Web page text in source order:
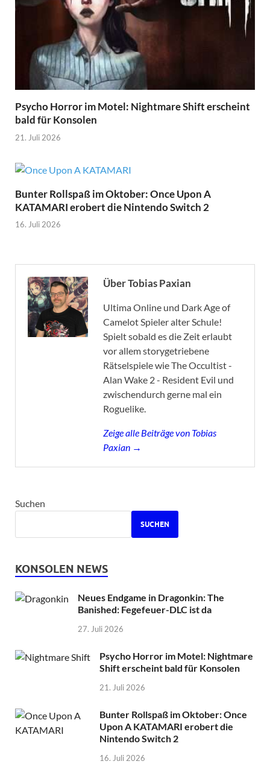
Psycho Horror im Motel: Nightmare Shift erscheint
bald für Konsolen
21. Juli 2026
Bunter Rollspaß im Oktober: Once Upon A
KATAMARI erobert die Nintendo Switch 2
16. Juli 2026
Über Tobias Paxian
Ultima Online und Dark Age of
Camelot Spieler alter Schule!
Spielt sobald es die Zeit erlaubt
vor allem storygetriebene
Rätselspiele wie The Occultist -
Alan Wake 2 - Resident Evil und
zwischendurch gerne mal ein
Roguelike.
Zeige alle Beiträge von Tobias
Paxian →
Suchen
SUCHEN
KONSOLEN NEWS
Neues Endgame in Dragonkin: The
Banished: Fegefeuer-DLC ist da
27. Juli 2026
Psycho Horror im Motel: Nightmare
Shift erscheint bald für Konsolen
21. Juli 2026
Bunter Rollspaß im Oktober: Once
Upon A KATAMARI erobert die
Nintendo Switch 2
16. Juli 2026